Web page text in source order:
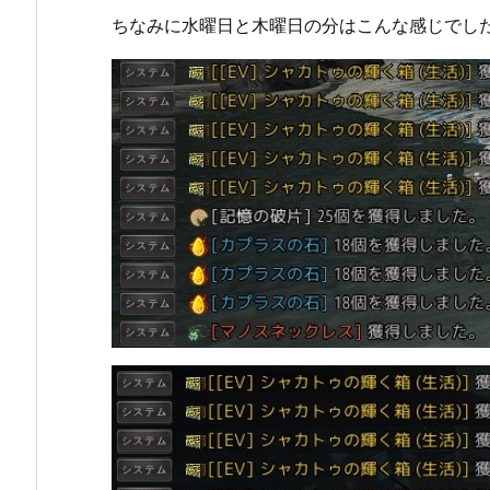
ちなみに水曜日と木曜日の分はこんな感じでし